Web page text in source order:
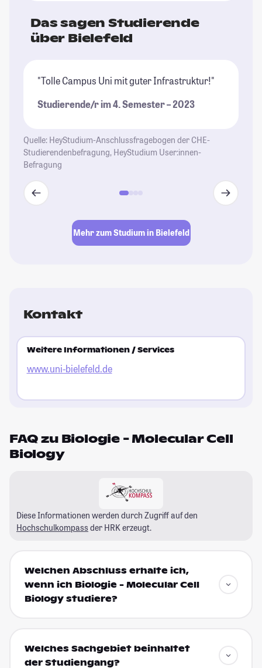
Das sagen Studierende
über Bielefeld
"Tolle Campus Uni mit guter Infrastruktur!"
Studierende/r im 4. Semester – 2023
Quelle: HeyStudium-Anschlussfragebogen der CHE-
Studierendenbefragung, HeyStudium User:innen-
Befragung
Mehr zum Studium in Bielefeld
Kontakt
Weitere Informationen / Services
www.uni-bielefeld.de
FAQ zu Biologie - Molecular Cell
Biology
Diese Informationen werden durch Zugriff auf den
Hochschulkompass der HRK erzeugt.
Welchen Abschluss erhalte ich,
wenn ich Biologie - Molecular Cell
Biology studiere?
Welches Sachgebiet beinhaltet
der Studiengang?